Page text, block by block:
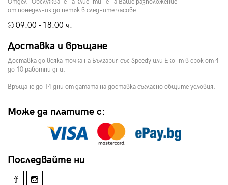
Отдел "Обслужване на клиенти" е на Ваше разположение
от понеделник до петък в следните часове:
09:00 - 18:00 ч.
Доставка и връщане
Доставка до всяка точка на България със Speedy или Еконт в срок от 4
до 10 работни дни.
Връщане до 14 дни от датата на доставка съгласно общите условия.
Може да платите с:
Последвайте ни